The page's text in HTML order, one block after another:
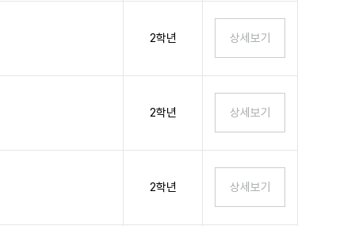
2학년
2학년
2학년